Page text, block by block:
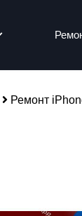
Ремонт